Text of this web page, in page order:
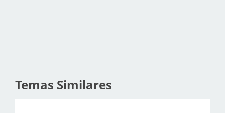
Temas Similares